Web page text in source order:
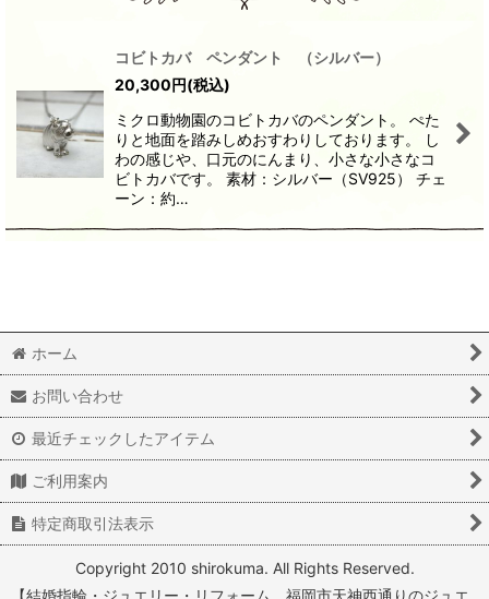
コビトカバ ペンダント （シルバー）
20,300円(税込)
ミクロ動物園のコビトカバのペンダント。 ぺた
りと地面を踏みしめおすわりしております。 し
わの感じや、口元のにんまり、小さな小さなコ
ビトカバです。 素材：シルバー（SV925） チェ
ーン：約…
ホーム
お問い合わせ
最近チェックしたアイテム
ご利用案内
特定商取引法表示
Copyright 2010 shirokuma. All Rights Reserved.
【結婚指輪・ジュエリー・リフォーム 福岡市天神西通りのジュエ